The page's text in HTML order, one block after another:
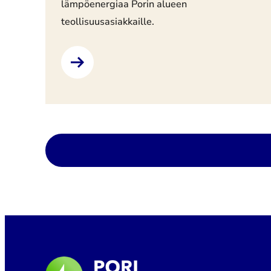
lämpöenergiaa Porin alueen
teollisuusasiakkaille.